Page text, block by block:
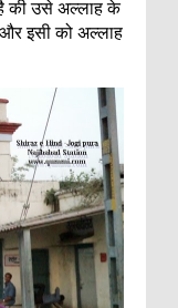
की उसे अल्लाह के
इसी को अल्लाह